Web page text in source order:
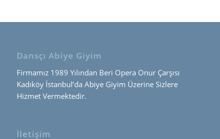
Dansçı Abiye Giyim
Firmamız 1989 Yılından Beri Opera Onur Çarşısı
Kadıköy İstanbul’da Abiye Giyim Üzerine Sizlere
Hizmet Vermektedir.
İletişim